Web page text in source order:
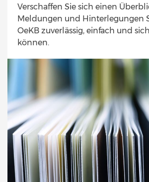
Verschaffen Sie sich einen
Meldungen und Hinterlegungen
OeKB zuverlässig, einfach und
können.